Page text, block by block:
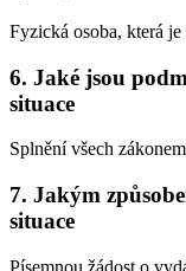
Fyzická osoba, která je
6. Jaké jsou
situace
Splnění všech
7. Jakým
situace
Písemnou žádost o